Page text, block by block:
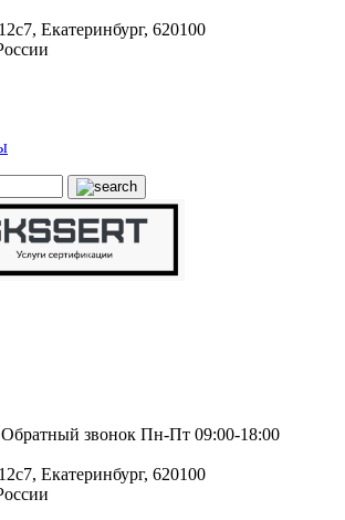
Екатеринбург, 620100
Обратный звонок Пн-Пт 09:00-18:00
Екатеринбург, 620100